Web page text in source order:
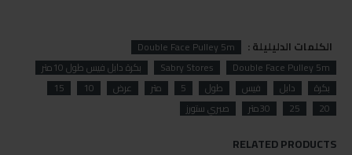
الكلمات الدليليلة :
Double Face Pulley 5m
Double Face Pulley 5m
Sabry Stores
بكرة دابل فيس طول 10متر
بكرة
دابل فيس طول 5 متر عرض 10
15
20
25 30متر صبري ستورز
RELATED PRODUCTS